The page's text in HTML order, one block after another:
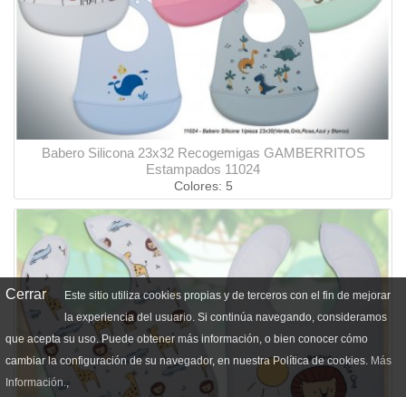
Cerrar
Este sitio utiliza cookies propias y de terceros con el fin de mejorar
la experiencia del usuario. Si continúa navegando, consideramos
que acepta su uso. Puede obtener más información, o bien conocer cómo
cambiar la configuración de su navegador, en nuestra Política de cookies. Más
Información.,
Babero Silicona 23x32 Recogemigas GAMBERRITOS
Estampados 11024
Colores: 5